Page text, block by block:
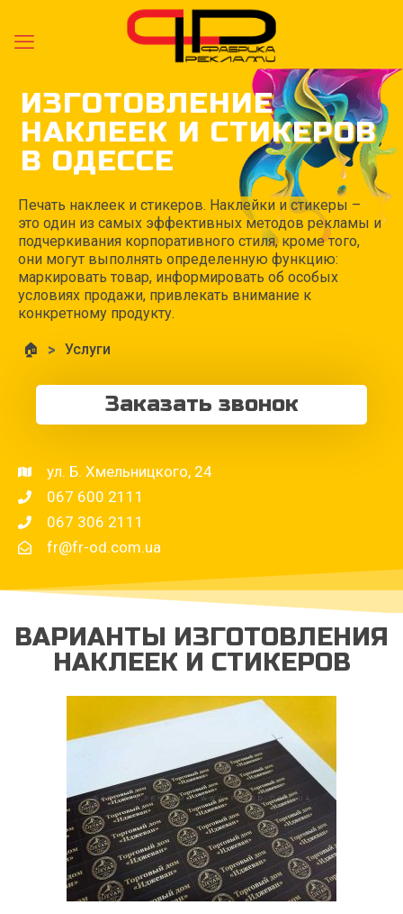
ИЗГОТОВЛЕНИЕ
НАКЛЕЕК И СТИКЕРОВ
В ОДЕССЕ
Печать наклеек и стикеров. Наклейки и стикеры –
это один из самых эффективных методов рекламы и
подчеркивания корпоративного стиля, кроме того,
они могут выполнять определенную функцию:
маркировать товар, информировать об особых
условиях продажи, привлекать внимание к
конкретному продукту.
🏠 > Услуги
Заказать звонок
ул. Б. Хмельницкого, 24
067 600 2111
067 306 2111
fr@fr-od.com.ua
ВАРИАНТЫ ИЗГОТОВЛЕНИЯ
НАКЛЕЕК И СТИКЕРОВ